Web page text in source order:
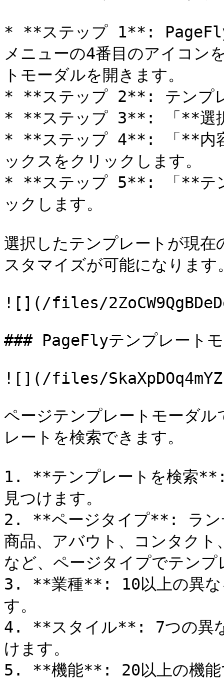
* **ステップ 1**: PageFly
メニューの4番目のアイコン
トモーダルを開きます。
* **ステップ 2**: テンプレ
* **ステップ 3**: 「**選択
* **ステップ 4**: 「**内容
ックスをクリックします。
* **ステップ 5**: 「**テン
ックします。
選択したテンプレートが現
スタマイズが可能になります
![](/files/
### PageFlyテンプレート
![](/files/
ページテンプレートモーダ
レートを検索できます。
1. **テンプレートを検索**:
見つけます。
2. **ページタイプ**: ラン
商品、アバウト、コンタクト
など、ページタイプでテン
3. **業種**: 10以上の異な
す。
4. **スタイル**: 7つの異な
けます。
5. **機能**: 20以上の機能